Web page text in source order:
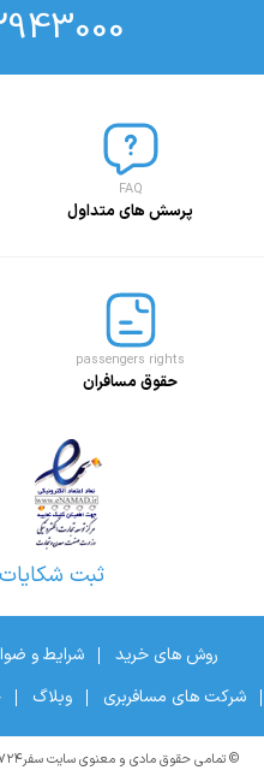
FAQ
پرسش های متداول
passengers rights
حقوق مسافران
ثبت
روش های خرید شرایط و
شرکت های مسافربری
وبلاگ